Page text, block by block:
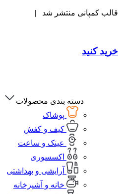
قالب کمپانی منتشر شد |
خرید کنید
دسته بندی محصولات
پوشاک
کیف و کفش
عینک و ساعت
اکسسوری
آرایشی و بهداشتی
خانه و آشپزخانه